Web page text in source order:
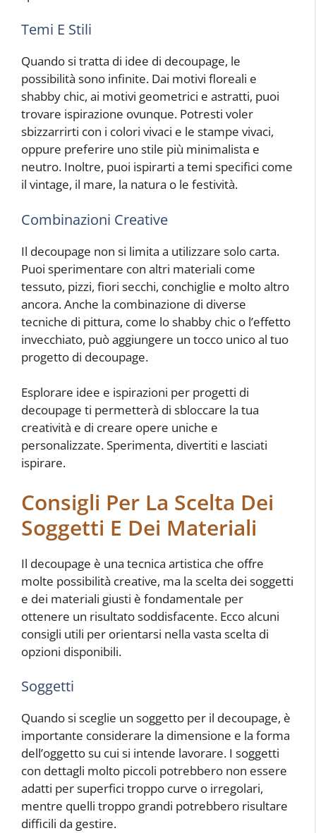
Temi E Stili
Quando si tratta di idee di decoupage, le
possibilità sono infinite. Dai motivi floreali e
shabby chic, ai motivi geometrici e astratti, puoi
trovare ispirazione ovunque. Potresti voler
sbizzarrirti con i colori vivaci e le stampe vivaci,
oppure preferire uno stile più minimalista e
neutro. Inoltre, puoi ispirarti a temi specifici come
il vintage, il mare, la natura o le festività.
Combinazioni Creative
Il decoupage non si limita a utilizzare solo carta.
Puoi sperimentare con altri materiali come
tessuto, pizzi, fiori secchi, conchiglie e molto altro
ancora. Anche la combinazione di diverse
tecniche di pittura, come lo shabby chic o l’effetto
invecchiato, può aggiungere un tocco unico al tuo
progetto di decoupage.
Esplorare idee e ispirazioni per progetti di
decoupage ti permetterà di sbloccare la tua
creatività e di creare opere uniche e
personalizzate. Sperimenta, divertiti e lasciati
ispirare.
Consigli Per La Scelta Dei
Soggetti E Dei Materiali
Il decoupage è una tecnica artistica che offre
molte possibilità creative, ma la scelta dei soggetti
e dei materiali giusti è fondamentale per
ottenere un risultato soddisfacente. Ecco alcuni
consigli utili per orientarsi nella vasta scelta di
opzioni disponibili.
Soggetti
Quando si sceglie un soggetto per il decoupage, è
importante considerare la dimensione e la forma
dell’oggetto su cui si intende lavorare. I soggetti
con dettagli molto piccoli potrebbero non essere
adatti per superfici troppo curve o irregolari,
mentre quelli troppo grandi potrebbero risultare
difficili da gestire.